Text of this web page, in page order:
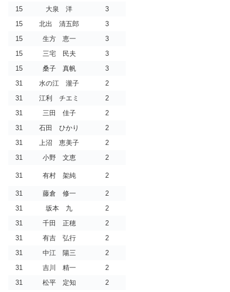
15 大泉 洋
3
15
北出 清五郎
3
15
生方 恵一
3
15
三宅 民夫
3
15
桑子 真帆
3
31
水の江 瀧子
2
31
江利 チエミ
2
31
三田 佳子
2
31
石田 ひかり
2
31
上沼 恵美子
2
31
小野 文恵 2
31 有村 架純 2
31 藤倉 修一
2
31
坂本 九
2
31
千田 正穂
2
31
有吉 弘行
2
31
中江 陽三
2
31
吉川 精一
2
31
松平 定知
2